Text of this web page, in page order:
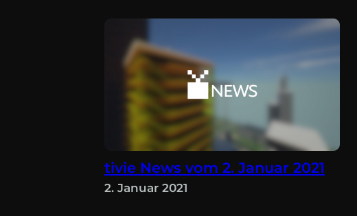
tivie News vom 2. Januar 2021
2. Januar 2021